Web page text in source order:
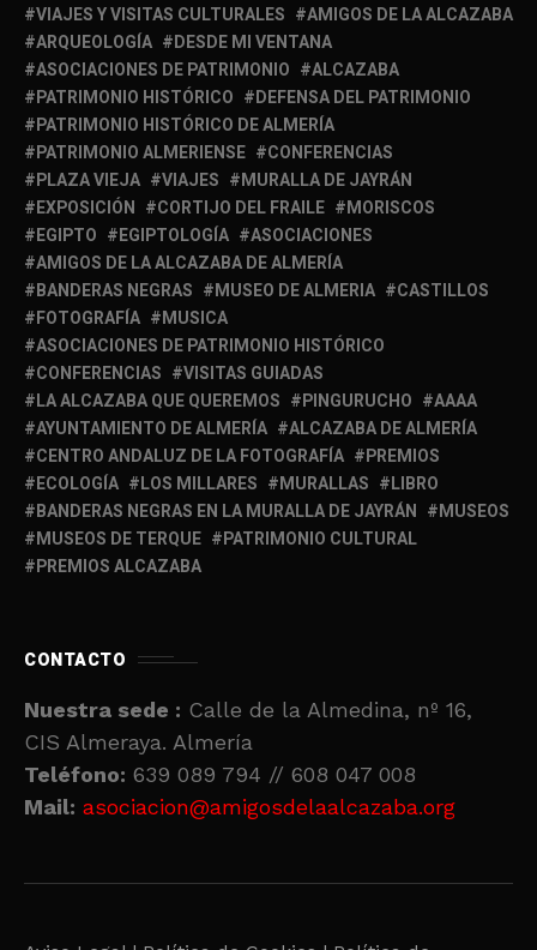
VIAJES Y VISITAS CULTURALES
AMIGOS DE LA ALCAZABA
ARQUEOLOGÍA
DESDE MI VENTANA
ASOCIACIONES DE PATRIMONIO
ALCAZABA
PATRIMONIO HISTÓRICO
DEFENSA DEL PATRIMONIO
PATRIMONIO HISTÓRICO DE ALMERÍA
PATRIMONIO ALMERIENSE
CONFERENCIAS
PLAZA VIEJA
VIAJES
MURALLA DE JAYRÁN
EXPOSICIÓN
CORTIJO DEL FRAILE
MORISCOS
EGIPTO
EGIPTOLOGÍA
ASOCIACIONES
AMIGOS DE LA ALCAZABA DE ALMERÍA
BANDERAS NEGRAS
MUSEO DE ALMERIA
CASTILLOS
FOTOGRAFÍA
MUSICA
ASOCIACIONES DE PATRIMONIO HISTÓRICO
CONFERENCIAS
VISITAS GUIADAS
LA ALCAZABA QUE QUEREMOS
PINGURUCHO
AAAA
AYUNTAMIENTO DE ALMERÍA
ALCAZABA DE ALMERÍA
CENTRO ANDALUZ DE LA FOTOGRAFÍA
PREMIOS
ECOLOGÍA
LOS MILLARES MURALLAS
LIBRO
BANDERAS NEGRAS EN LA MURALLA DE JAYRÁN
MUSEOS
MUSEOS DE TERQUE
PATRIMONIO CULTURAL
PREMIOS ALCAZABA
CONTACTO
Nuestra sede : Calle de la Almedina, nº 16,
CIS Almeraya. Almería
Teléfono: 639 089 794 // 608 047 008
Mail: asociacion@amigosdelaalcazaba.org